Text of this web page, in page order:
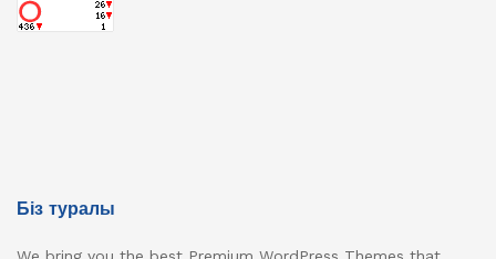
Біз туралы